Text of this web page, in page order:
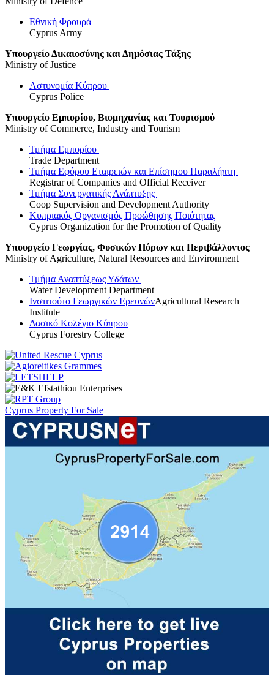
Εθνική Φρουρά
Cyprus Army
Υπουργείο Δικαιοσύνης και Δημόσιας Τάξης
Ministry of Justice
Αστυνομία Κύπρου
Cyprus Police
Υπουργείο Εμπορίου, Βιομηχανίας και Τουρισμού
Ministry of Commerce, Industry and Tourism
Τμήμα Εμπορίου
Trade Department
Τμήμα Εφόρου Εταιρειών και Επίσημου Παραλήπτη
Registrar of Companies and Official Receiver
Τμήμα Συνεργατικής Ανάπτυξης
Coop Supervision and Development Authority
Κυπριακός Οργανισμός Προώθησης Ποιότητας
Cyprus Organization for the Promotion of Quality
Υπουργείο Γεωργίας, Φυσικών Πόρων και Περιβάλλοντος
Ministry of Agriculture, Natural Resources and Environment
Τμήμα Αναπτύξεως Υδάτων
Water Development Department
Ινστιτούτο Γεωργικών ΕρευνώνAgricultural Research
Institute
Δασικό Κολέγιο Κύπρου
Cyprus Forestry College
Cyprus Property For Sale